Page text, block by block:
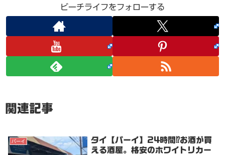
ビーチライフをフォローする
関連記事
パーイ
タイ【パーイ】24時間⁉お酒が買
える酒屋。格安のホワイトリカー